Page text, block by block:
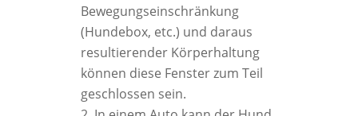
Bewegungseinschränkung
(Hundebox, etc.) und daraus
resultierender Körperhaltung
können diese Fenster zum Teil
geschlossen sein.